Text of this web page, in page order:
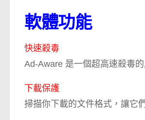
軟體功能
快速殺毒
Ad-Aware 是一個超高速殺毒
下載保護
掃描你下載的文件格式，讓它